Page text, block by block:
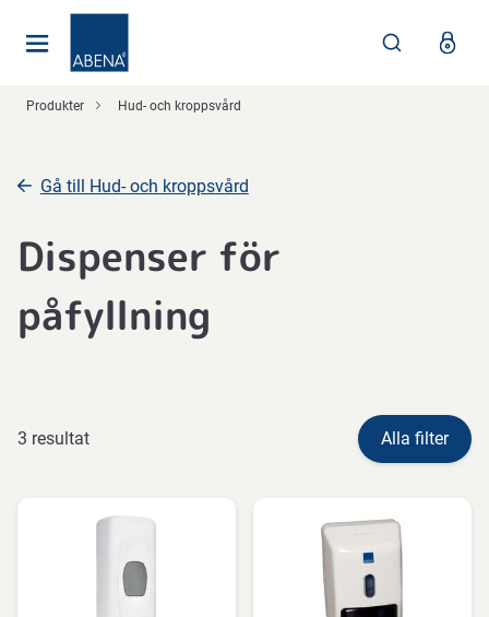
Produkter Hud- och kroppsvård
Gå till Hud- och kroppsvård
Dispenser för
påfyllning
3 resultat Alla filter